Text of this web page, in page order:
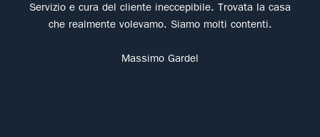
Servizio e cura del cliente ineccepibile. Trovata la casa
che realmente volevamo. Siamo molti contenti.
Massimo Gardel